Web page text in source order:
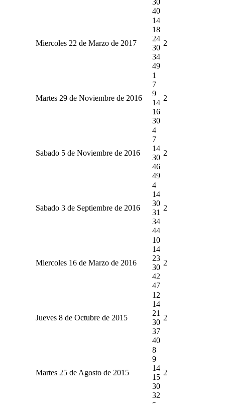
40
Miercoles 22 de Marzo de 2017
14
18
24
30
34
49
2
Martes 29 de Noviembre de 2016
1
7
9
14
16
30
2
Sabado 5 de Noviembre de 2016
4
7
14
30
46
49
2
Sabado 3 de Septiembre de 2016
4
14
30
31
34
44
2
Miercoles 16 de Marzo de 2016
10
14
23
30
42
47
2
Jueves 8 de Octubre de 2015
12
14
21
30
37
40
2
Martes 25 de Agosto de 2015
8
9
14
15
30
32
2